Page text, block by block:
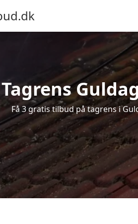
Tagrens
Få 3 gratis tilbud på tagrens i